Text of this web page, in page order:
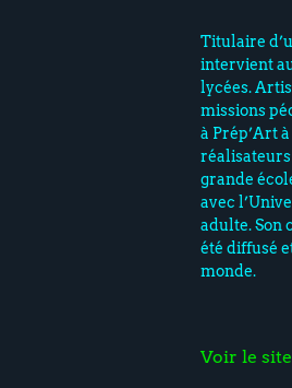
Titulaire
intervient
lycées.
missions
à Prép’Art
réalisateurs
grande
avec
adulte. Son
été diffusé
monde.
Voir le site